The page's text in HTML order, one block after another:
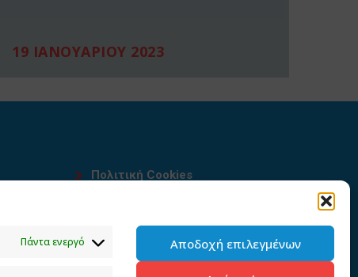
Πάντα ενεργό Αποδοχή επιλεγμένων
19 ΙΑΝΟΥΑΡΙΟΥ 2023
Πολιτική Cookies
Πολιτική προστασίας
προσωπικών δεδομένων του
παρόντος ιστότοπου